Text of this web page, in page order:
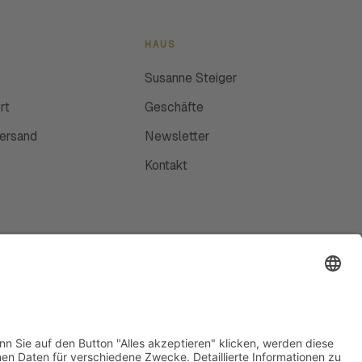
HAUS
Susanne Steiger
Geschäfte
Newsletter
Kontakt